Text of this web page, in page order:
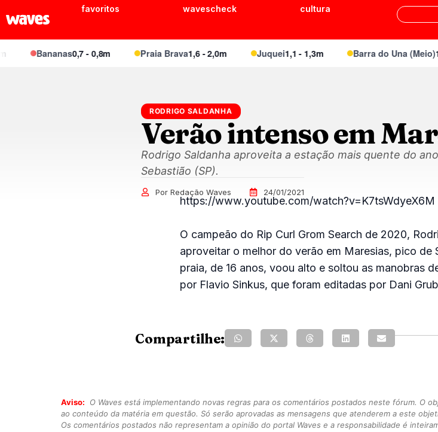
favoritos wavescheck cultura
Bananas0,7 - 0,8m Praia Brava1,6 - 2,0m Juquei1,1 - 1,3m Barra do Una (Meio)1,0
RODRIGO SALDANHA
Verão intenso em
Rodrigo Saldanha aproveita a estação mais quente do
Sebastião (SP).
Por Redação Waves 24/01/2021
https://www.youtube.com/watch?v=K7tsWdyeX6M
O campeão do Rip Curl Grom Search de 2020,
aproveitar o melhor do verão em Maresias, pico de
praia, de 16 anos, voou alto e soltou as manobras
por Flavio Sinkus, que foram editadas por Dani
Compartilhe:
Aviso:
O Waves está implementando novas regras para os comentários postados neste fórum. O
ao conteúdo da matéria em questão. Só serão aprovadas as mensagens que atenderem a este
Os comentários postados não representam a opinião do portal Waves e a responsabilidade é